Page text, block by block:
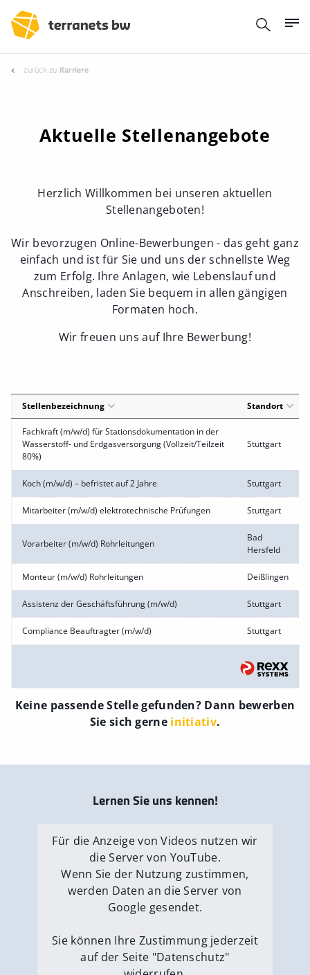
zurück zu Karriere
Aktuelle Stellenangebote
Herzlich Willkommen bei unseren aktuellen
Stellenangeboten!
Wir bevorzugen Online-Bewerbungen - das geht ganz
einfach und ist für Sie und uns der schnellste Weg
zum Erfolg. Ihre Anlagen, wie Lebenslauf und
Anschreiben, laden Sie bequem in allen gängigen
Formaten hoch.
Wir freuen uns auf Ihre Bewerbung!
Stellenbezeichnung Standort
Fachkraft (m/w/d) für Stationsdokumentation in der
Wasserstoff- und Erdgasversorgung (Vollzeit/Teilzeit
80%)
Stuttgart
Koch (m/w/d) – befristet auf 2 Jahre Stuttgart
Mitarbeiter (m/w/d) elektrotechnische Prüfungen Stuttgart
Vorarbeiter (m/w/d) Rohrleitungen
Bad
Hersfeld
Monteur (m/w/d) Rohrleitungen Deißlingen
Assistenz der Geschäftsführung (m/w/d) Stuttgart
Compliance Beauftragter (m/w/d) Stuttgart
Keine passende Stelle gefunden? Dann bewerben
Sie sich gerne initiativ.
Lernen Sie uns kennen!
Für die Anzeige von Videos nutzen wir
die Server von YouTube.
Wenn Sie der Nutzung zustimmen,
werden Daten an die Server von
Google gesendet.
Sie können Ihre Zustimmung jederzeit
auf der Seite "Datenschutz"